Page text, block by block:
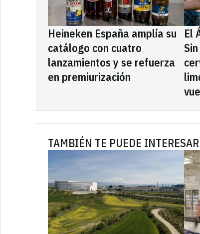
Heineken España amplía su
catálogo con cuatro
lanzamientos y se refuerza
en premiurización
El
TAMBIÉN TE PUEDE INTERESAR